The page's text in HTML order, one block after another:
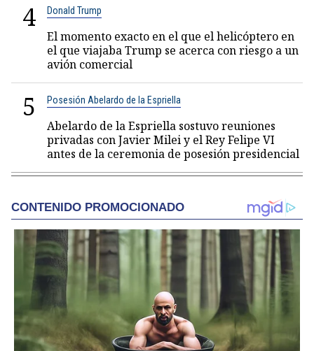
4 Donald Trump
El momento exacto en el que el helicóptero en
el que viajaba Trump se acerca con riesgo a un
avión comercial
5 Posesión Abelardo de la Espriella
Abelardo de la Espriella sostuvo reuniones
privadas con Javier Milei y el Rey Felipe VI
antes de la ceremonia de posesión presidencial